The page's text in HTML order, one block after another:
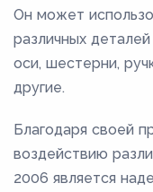
Он может
различных
оси, шестерни,
другие.
Благодаря своей
воздействию
2006 является